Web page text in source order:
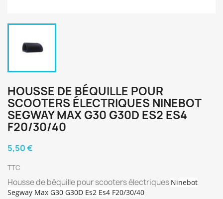
HOUSSE DE BÉQUILLE POUR
SCOOTERS ÉLECTRIQUES NINEBOT
SEGWAY MAX G30 G30D ES2 ES4
F20/30/40
5,50 €
TTC
Housse de béquille pour scooters électriques Ninebot
Segway Max G30 G30D Es2 Es4 F20/30/40